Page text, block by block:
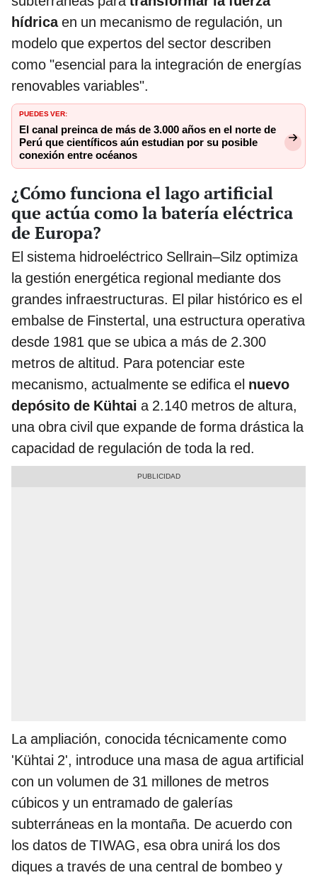
hídricaen un mecanismo de regulación, un
modelo que expertos del sector describen
como "esencial para la integración de energías
renovables variables".
PUEDES VER:
El canal preinca de más de 3.000 años en el norte de
Perú que científicos aún estudian por su posible
conexión entre océanos
¿Cómo funciona el lago artificial
que actúa como la batería eléctrica
de Europa?
El sistema hidroeléctrico Sellrain–Silz optimiza
la gestión energética regional mediante dos
grandes infraestructuras. El pilar histórico es el
embalse de Finstertal, una estructura operativa
desde 1981 que se ubica a más de 2.300
metros de altitud. Para potenciar este
mecanismo, actualmente se edifica el nuevo
depósito de Kühtai a 2.140 metros de altura,
una obra civil que expande de forma drástica la
capacidad de regulación de toda la red.
La ampliación, conocida técnicamente como
'Kühtai 2', introduce una masa de agua artificial
con un volumen de 31 millones de metros
cúbicos y un entramado de galerías
subterráneas en la montaña. De acuerdo con
los datos de TIWAG, esa obra unirá los dos
diques a través de una central de bombeo y